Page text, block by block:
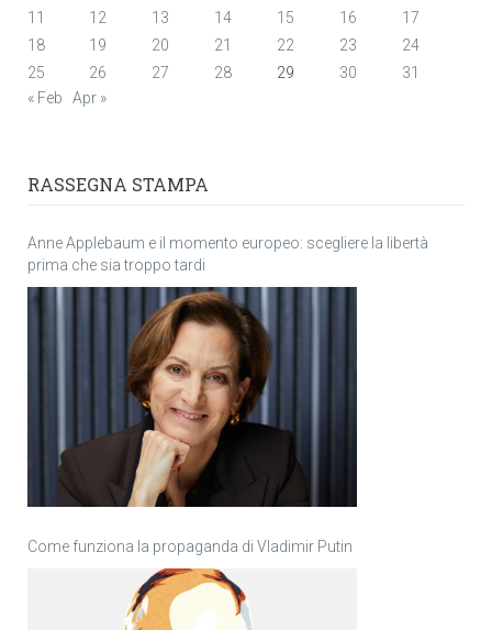
11
12 13 14 15 16
17
18
19 20 21 22 23
24
25
26 27 28 29 30
31
« Feb
Apr »
RASSEGNA STAMPA
Anne Applebaum e il momento europeo: scegliere la libertà
prima che sia troppo tardi
Come funziona la propaganda di Vladimir Putin